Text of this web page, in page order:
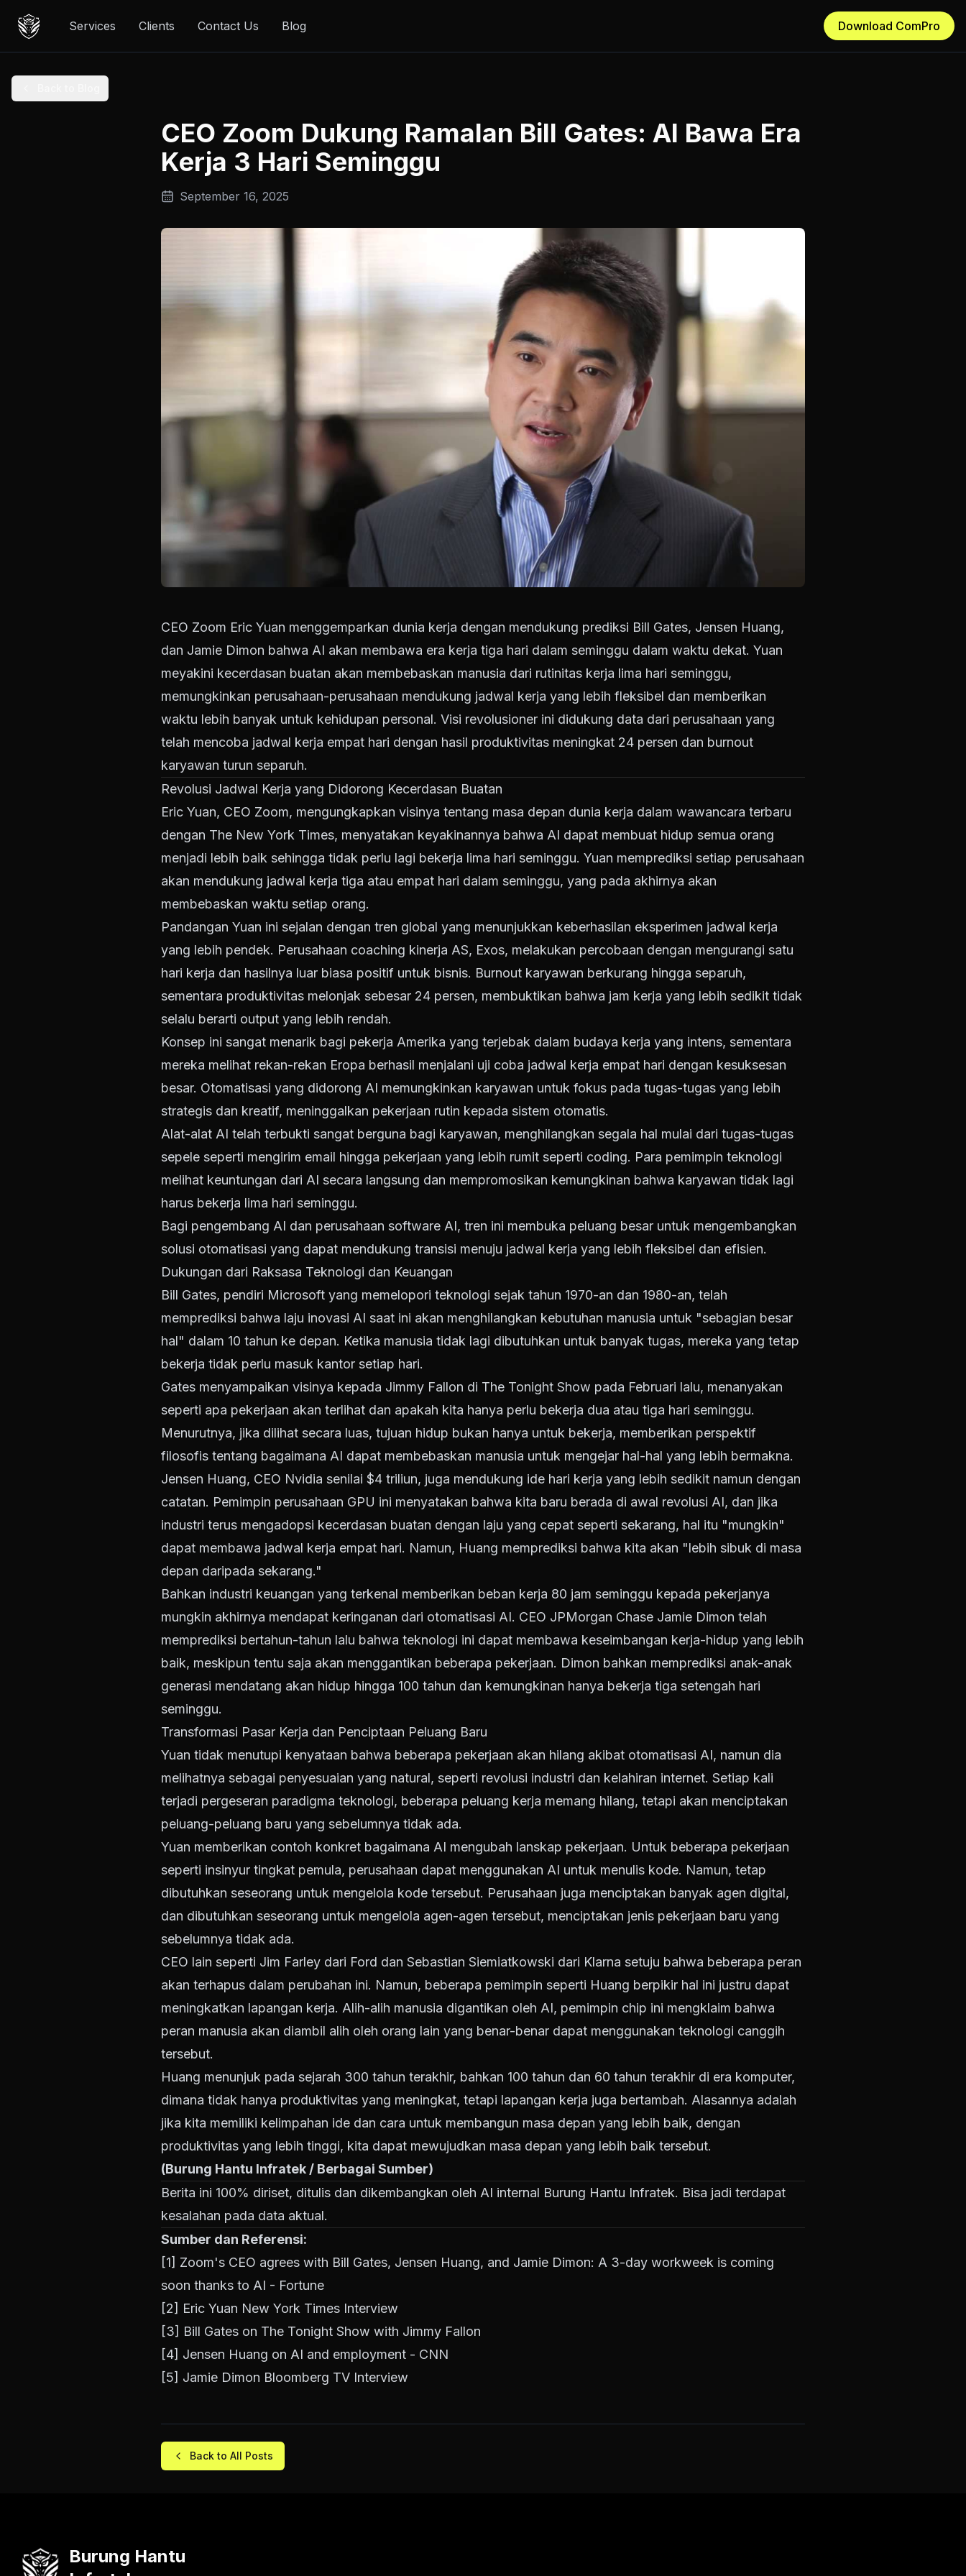
Services Clients Contact Us Blog Download ComPro
CEO Zoom Dukung Ramalan Bill Gates: AI Bawa Era
Kerja 3 Hari Seminggu
September 16, 2025
CEO Zoom Eric Yuan menggemparkan dunia kerja dengan mendukung prediksi Bill Gates, Jensen Huang,
dan Jamie Dimon bahwa AI akan membawa era kerja tiga hari dalam seminggu dalam waktu dekat. Yuan
meyakini kecerdasan buatan akan membebaskan manusia dari rutinitas kerja lima hari seminggu,
memungkinkan perusahaan-perusahaan mendukung jadwal kerja yang lebih fleksibel dan memberikan
waktu lebih banyak untuk kehidupan personal. Visi revolusioner ini didukung data dari perusahaan yang
telah mencoba jadwal kerja empat hari dengan hasil produktivitas meningkat 24 persen dan burnout
karyawan turun separuh.
Revolusi Jadwal Kerja yang Didorong Kecerdasan Buatan
Eric Yuan, CEO Zoom, mengungkapkan visinya tentang masa depan dunia kerja dalam wawancara terbaru
dengan The New York Times, menyatakan keyakinannya bahwa AI dapat membuat hidup semua orang
menjadi lebih baik sehingga tidak perlu lagi bekerja lima hari seminggu. Yuan memprediksi setiap perusahaan
akan mendukung jadwal kerja tiga atau empat hari dalam seminggu, yang pada akhirnya akan
membebaskan waktu setiap orang.
Pandangan Yuan ini sejalan dengan tren global yang menunjukkan keberhasilan eksperimen jadwal kerja
yang lebih pendek. Perusahaan coaching kinerja AS, Exos, melakukan percobaan dengan mengurangi satu
hari kerja dan hasilnya luar biasa positif untuk bisnis. Burnout karyawan berkurang hingga separuh,
sementara produktivitas melonjak sebesar 24 persen, membuktikan bahwa jam kerja yang lebih sedikit tidak
selalu berarti output yang lebih rendah.
Konsep ini sangat menarik bagi pekerja Amerika yang terjebak dalam budaya kerja yang intens, sementara
mereka melihat rekan-rekan Eropa berhasil menjalani uji coba jadwal kerja empat hari dengan kesuksesan
besar. Otomatisasi yang didorong AI memungkinkan karyawan untuk fokus pada tugas-tugas yang lebih
strategis dan kreatif, meninggalkan pekerjaan rutin kepada sistem otomatis.
Alat-alat AI telah terbukti sangat berguna bagi karyawan, menghilangkan segala hal mulai dari tugas-tugas
sepele seperti mengirim email hingga pekerjaan yang lebih rumit seperti coding. Para pemimpin teknologi
melihat keuntungan dari AI secara langsung dan mempromosikan kemungkinan bahwa karyawan tidak lagi
harus bekerja lima hari seminggu.
Bagi pengembang AI dan perusahaan software AI, tren ini membuka peluang besar untuk mengembangkan
solusi otomatisasi yang dapat mendukung transisi menuju jadwal kerja yang lebih fleksibel dan efisien.
Dukungan dari Raksasa Teknologi dan Keuangan
Bill Gates, pendiri Microsoft yang memelopori teknologi sejak tahun 1970-an dan 1980-an, telah
memprediksi bahwa laju inovasi AI saat ini akan menghilangkan kebutuhan manusia untuk "sebagian besar
hal" dalam 10 tahun ke depan. Ketika manusia tidak lagi dibutuhkan untuk banyak tugas, mereka yang tetap
bekerja tidak perlu masuk kantor setiap hari.
Gates menyampaikan visinya kepada Jimmy Fallon di The Tonight Show pada Februari lalu, menanyakan
seperti apa pekerjaan akan terlihat dan apakah kita hanya perlu bekerja dua atau tiga hari seminggu.
Menurutnya, jika dilihat secara luas, tujuan hidup bukan hanya untuk bekerja, memberikan perspektif
filosofis tentang bagaimana AI dapat membebaskan manusia untuk mengejar hal-hal yang lebih bermakna.
Jensen Huang, CEO Nvidia senilai $4 triliun, juga mendukung ide hari kerja yang lebih sedikit namun dengan
catatan. Pemimpin perusahaan GPU ini menyatakan bahwa kita baru berada di awal revolusi AI, dan jika
industri terus mengadopsi kecerdasan buatan dengan laju yang cepat seperti sekarang, hal itu "mungkin"
dapat membawa jadwal kerja empat hari. Namun, Huang memprediksi bahwa kita akan "lebih sibuk di masa
depan daripada sekarang."
Bahkan industri keuangan yang terkenal memberikan beban kerja 80 jam seminggu kepada pekerjanya
mungkin akhirnya mendapat keringanan dari otomatisasi AI. CEO JPMorgan Chase Jamie Dimon telah
memprediksi bertahun-tahun lalu bahwa teknologi ini dapat membawa keseimbangan kerja-hidup yang lebih
baik, meskipun tentu saja akan menggantikan beberapa pekerjaan. Dimon bahkan memprediksi anak-anak
generasi mendatang akan hidup hingga 100 tahun dan kemungkinan hanya bekerja tiga setengah hari
seminggu.
Transformasi Pasar Kerja dan Penciptaan Peluang Baru
Yuan tidak menutupi kenyataan bahwa beberapa pekerjaan akan hilang akibat otomatisasi AI, namun dia
melihatnya sebagai penyesuaian yang natural, seperti revolusi industri dan kelahiran internet. Setiap kali
terjadi pergeseran paradigma teknologi, beberapa peluang kerja memang hilang, tetapi akan menciptakan
peluang-peluang baru yang sebelumnya tidak ada.
Yuan memberikan contoh konkret bagaimana AI mengubah lanskap pekerjaan. Untuk beberapa pekerjaan
seperti insinyur tingkat pemula, perusahaan dapat menggunakan AI untuk menulis kode. Namun, tetap
dibutuhkan seseorang untuk mengelola kode tersebut. Perusahaan juga menciptakan banyak agen digital,
dan dibutuhkan seseorang untuk mengelola agen-agen tersebut, menciptakan jenis pekerjaan baru yang
sebelumnya tidak ada.
CEO lain seperti Jim Farley dari Ford dan Sebastian Siemiatkowski dari Klarna setuju bahwa beberapa peran
akan terhapus dalam perubahan ini. Namun, beberapa pemimpin seperti Huang berpikir hal ini justru dapat
meningkatkan lapangan kerja. Alih-alih manusia digantikan oleh AI, pemimpin chip ini mengklaim bahwa
peran manusia akan diambil alih oleh orang lain yang benar-benar dapat menggunakan teknologi canggih
tersebut.
Huang menunjuk pada sejarah 300 tahun terakhir, bahkan 100 tahun dan 60 tahun terakhir di era komputer,
dimana tidak hanya produktivitas yang meningkat, tetapi lapangan kerja juga bertambah. Alasannya adalah
jika kita memiliki kelimpahan ide dan cara untuk membangun masa depan yang lebih baik, dengan
produktivitas yang lebih tinggi, kita dapat mewujudkan masa depan yang lebih baik tersebut.
(Burung Hantu Infratek / Berbagai Sumber)
Berita ini 100% diriset, ditulis dan dikembangkan oleh AI internal Burung Hantu Infratek. Bisa jadi terdapat
kesalahan pada data aktual.
Sumber dan Referensi:
[1] Zoom's CEO agrees with Bill Gates, Jensen Huang, and Jamie Dimon: A 3-day workweek is coming
soon thanks to AI - Fortune
[2] Eric Yuan New York Times Interview
[3] Bill Gates on The Tonight Show with Jimmy Fallon
[4] Jensen Huang on AI and employment - CNN
[5] Jamie Dimon Bloomberg TV Interview
Back to All Posts
Burung Hantu